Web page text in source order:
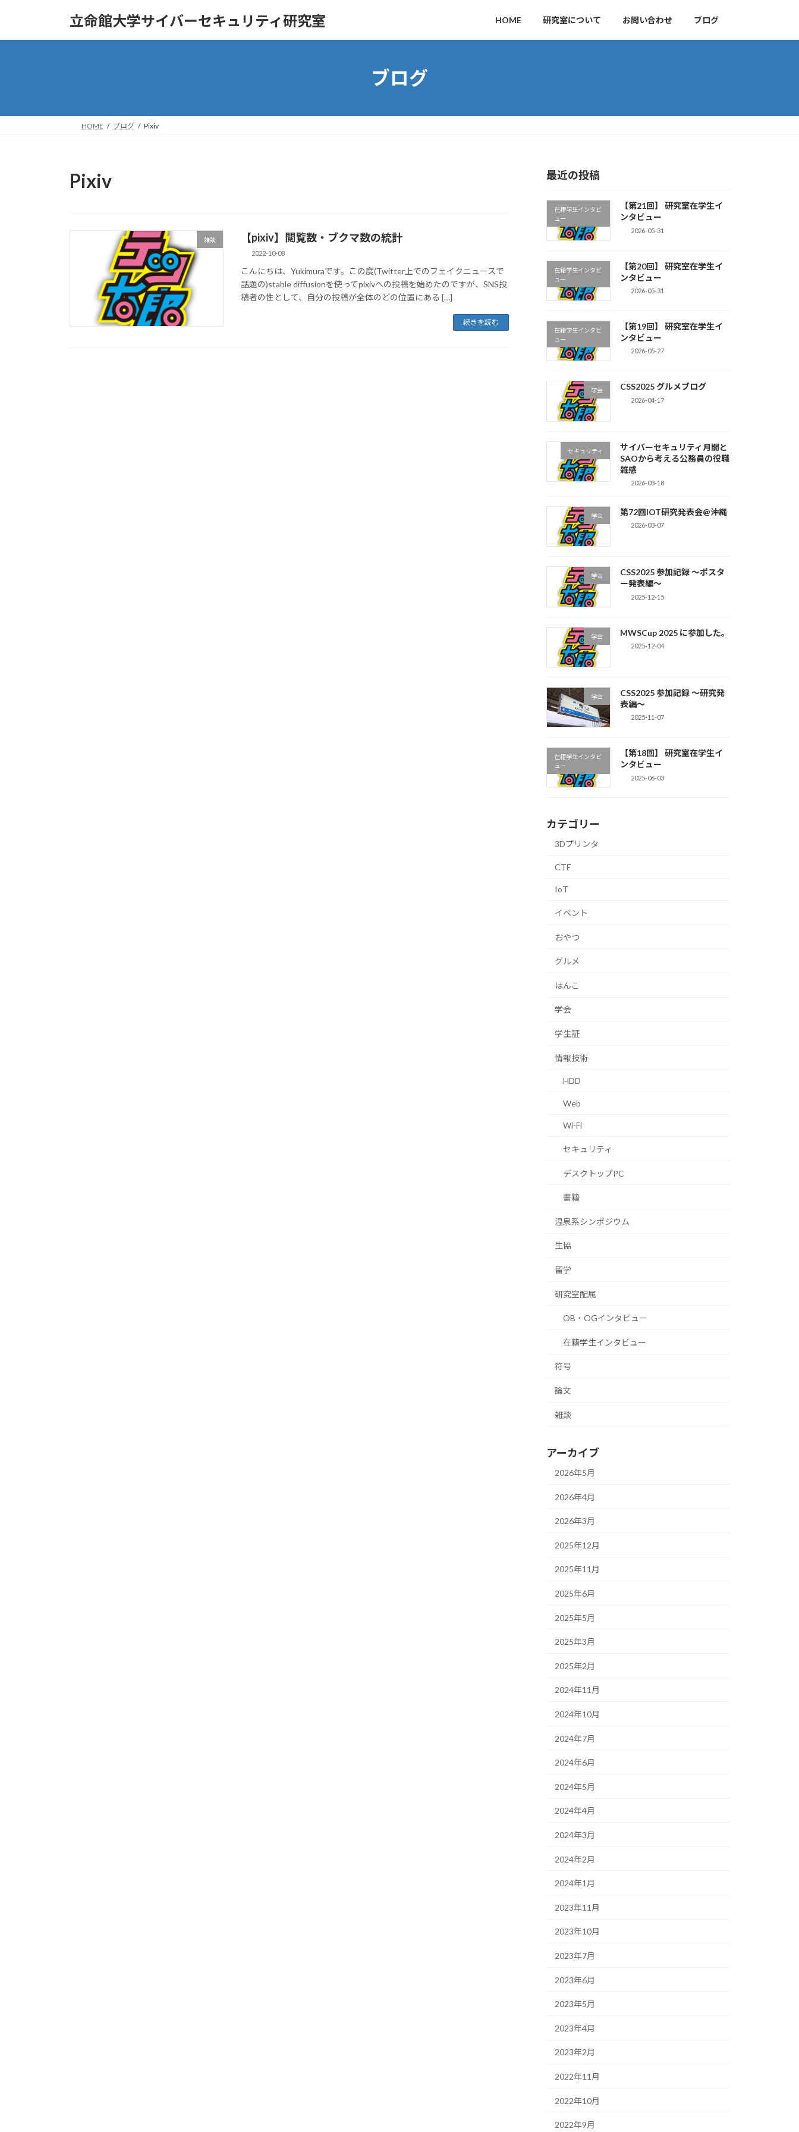
立命館大学サイバーセキュリティ研究室 HOME 研究室について お問い合わせ ブログ
ブログ
HOME ブログ Pixiv
Pixiv
雑談 【pixiv】閲覧数・ブクマ数の統計
2022-10-08
こんにちは、Yukimuraです。この度(Twitter上でのフェイクニュースで
話題の)stable diffusionを使ってpixivへの投稿を始めたのですが、SNS投
稿者の性として、自分の投稿が全体のどの位置にある […]
続きを読む
最近の投稿
在籍学生インタビ
ュー
【第21回】 研究室在学生イ
ンタビュー
2026-05-31
在籍学生インタビ
ュー
【第20回】 研究室在学生イ
ンタビュー
2026-05-31
在籍学生インタビ
ュー
【第19回】 研究室在学生イ
ンタビュー
2026-05-27
学会 CSS2025 グルメブログ
2026-04-17
セキュリティ
サイバーセキュリティ月間と
SAOから考える公務員の役職
雑感
2026-03-18
学会 第72回IOT研究発表会@沖縄
2026-03-07
学会
CSS2025 参加記録 〜ポスタ
ー発表編〜
2025-12-15
学会 MWSCup 2025 に参加した。
2025-12-04
学会
CSS2025 参加記録 〜研究発
表編〜
2025-11-07
在籍学生インタビ
ュー
【第18回】 研究室在学生イ
ンタビュー
2025-06-03
カテゴリー
3Dプリンタ
CTF
IoT
イベント
おやつ
グルメ
はんこ
学会
学生証
情報技術
HDD
Web
Wi-Fi
セキュリティ
デスクトップPC
書籍
温泉系シンポジウム
生協
留学
研究室配属
OB・OGインタビュー
在籍学生インタビュー
符号
論文
雑談
アーカイブ
2026年5月
2026年4月
2026年3月
2025年12月
2025年11月
2025年6月
2025年5月
2025年3月
2025年2月
2024年11月
2024年10月
2024年7月
2024年6月
2024年5月
2024年4月
2024年3月
2024年2月
2024年1月
2023年11月
2023年10月
2023年7月
2023年6月
2023年5月
2023年4月
2023年2月
2022年11月
2022年10月
2022年9月